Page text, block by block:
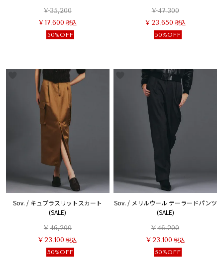
¥35,200
¥17,600 税込
50%OFF
¥47,300
¥ 23,650 税込
50%OFF
Sov. / キュプラスリットスカート
(SALE)
¥46,200
¥ 23,100 税込
50%OFF
Sov. / メリルウール テーラードパンツ
(SALE)
¥46,200
¥ 23,100 税込
50%OFF